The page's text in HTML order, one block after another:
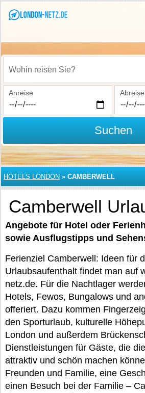
Wohin reisen Sie?
Anreise Abreise
Suchen
HOTELS LONDON » CAMBERWELL
Camberwell
Angebote für Hotel oder
sowie Ausflugstipps und
Ferienziel Camberwell: Ideen für
Urlaubsaufenthalt findet man auf
netz.de. Für die Nachtlager
Hotels, Fewos, Bungalows und
offeriert. Dazu kommen
den Sporturlaub, kulturelle
London und außerdem
Dienstleistungen für Gäste, die
attraktiv und schön machen
Freunden und Familie, eine
einen Besuch bei der Familie –